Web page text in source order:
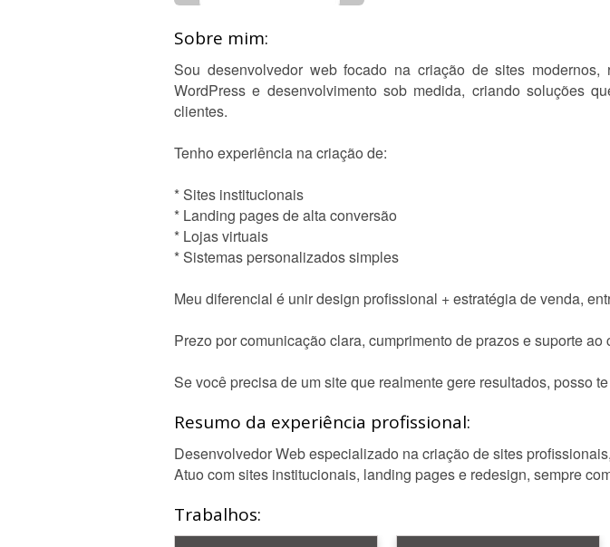
Sobre mim:
Sou desenvolvedor web focado na criação de sites
WordPress e desenvolvimento sob medida, criando soluções
clientes.
Tenho experiência na criação de:
* Sites institucionais
* Landing pages de alta conversão
* Lojas virtuais
* Sistemas personalizados simples
Meu diferencial é unir design profissional + estratégia de venda,
Prezo por comunicação clara, cumprimento de prazos e suporte
Se você precisa de um site que realmente gere resultados, posso
Resumo da experiência profissional:
Desenvolvedor Web especializado na criação de sites
Atuo com sites institucionais, landing pages e redesign, sempre
Trabalhos: